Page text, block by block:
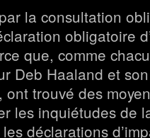
la consultation
obligatoire
que, comme
Deb Haaland et
ont trouvé des
les inquiétudes de
déclarations